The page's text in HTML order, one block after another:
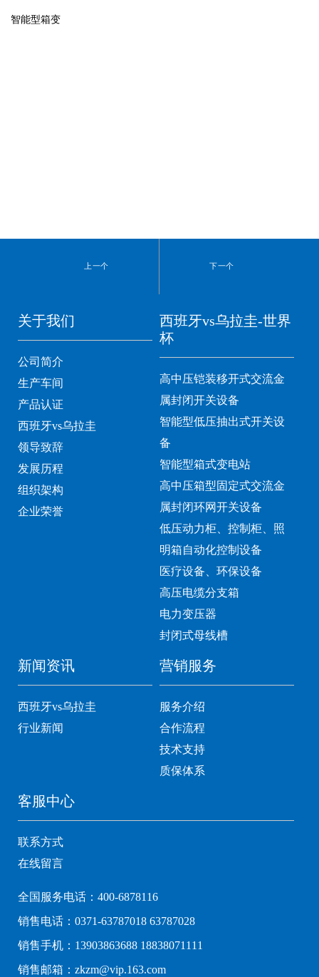
智能型箱变
上一个 下一个
关于我们
公司简介
生产车间
产品认证
西班牙vs乌拉圭
领导致辞
发展历程
组织架构
企业荣誉
西班牙vs乌拉圭-世界
杯
高中压铠装移开式交流金
属封闭开关设备
智能型低压抽出式开关设
备
智能型箱式变电站
高中压箱型固定式交流金
属封闭环网开关设备
低压动力柜、控制柜、照
明箱自动化控制设备
医疗设备、环保设备
高压电缆分支箱
电力变压器
封闭式母线槽
新闻资讯
西班牙vs乌拉圭
行业新闻
营销服务
服务介绍
合作流程
技术支持
质保体系
客服中心
联系方式
在线留言
全国服务电话：400-6878116
销售电话：0371-63787018 63787028
销售手机：13903863688 18838071111
销售邮箱：zkzm@vip.163.com